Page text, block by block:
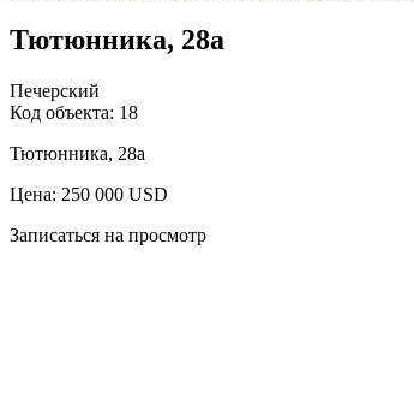
Тютюнника, 28а
Печерский
Код объекта: 18
Тютюнника, 28а
Цена: 250 000 USD
Записаться на просмотр